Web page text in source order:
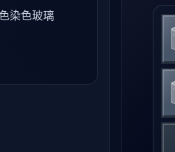
染色玻璃